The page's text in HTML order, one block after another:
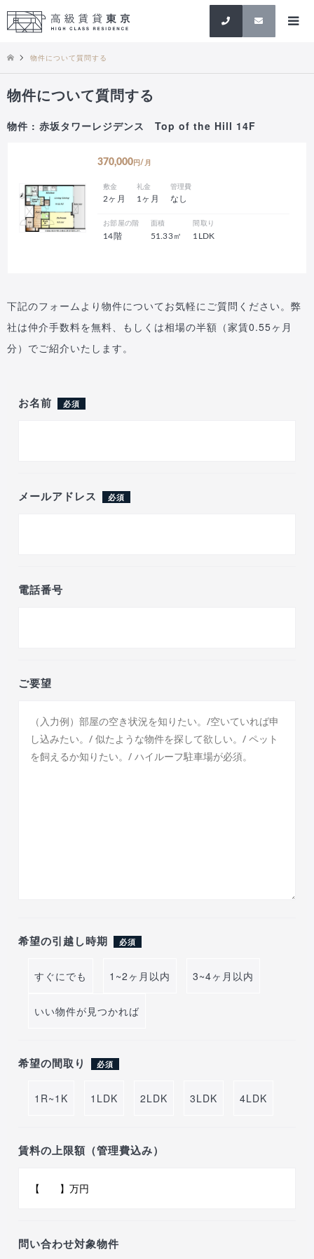
検索
物件について質問する
物件について質問する
物件 : 赤坂タワーレジデンス Top of the Hill 14F
370,000 円/月
敷金
2ヶ月
礼金
1ヶ月
管理費
なし
お部屋の階
14階
面積
51.33㎡
間取り
1LDK
下記のフォームより物件についてお気軽にご質問ください。弊
社は仲介手数料を無料、もしくは相場の半額（家賃0.55ヶ月
分）でご紹介いたします。
お名前 必須
メールアドレス 必須
電話番号
ご要望
希望の引越し時期 必須
すぐにでも 1~2ヶ月以内 3~4ヶ月以内
いい物件が見つかれば
希望の間取り 必須
1R~1K 1LDK 2LDK 3LDK 4LDK
賃料の上限額（管理費込み）
問い合わせ対象物件